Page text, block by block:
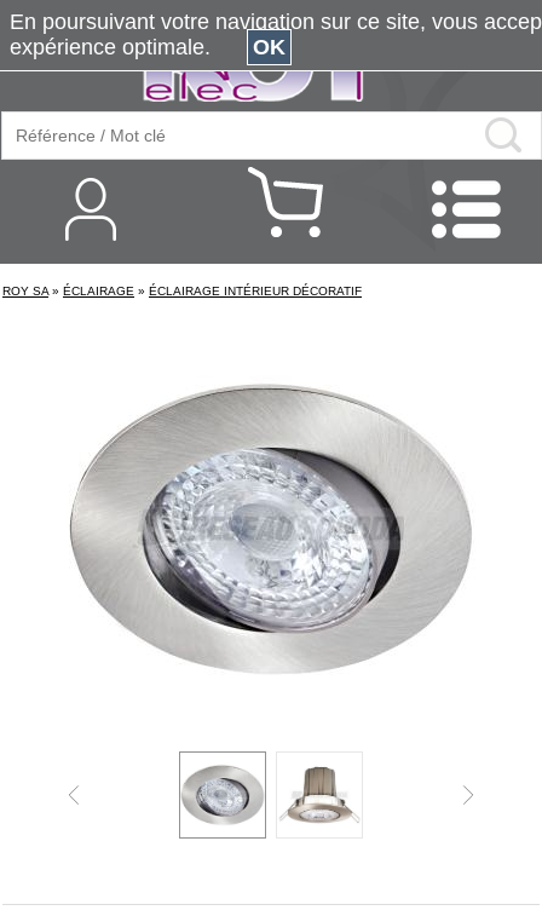
ROY SA » ÉCLAIRAGE » ÉCLAIRAGE INTÉRIEUR DÉCORATIF
En poursuivant votre navigation sur ce site, vous
expérience optimale.
OK